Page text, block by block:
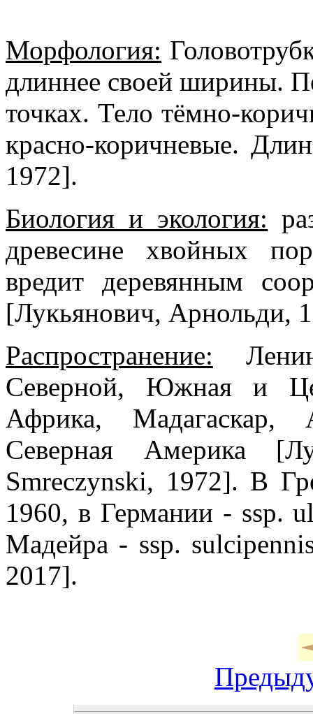
Морфология:
длиннее своей ширины.
точках. Тело тёмно-
красно-коричневые.
1972].
Биология и экология:
древесине хвойных
вредит деревянным
[Лукьянович, Арнольди,
Распространение:
Северной, Южная и
Африка, Мадагаскар,
Северная Америка
Smreczynski, 1972]. В
1960, в Германии - ssp.
Мадейра - ssp.
2017].